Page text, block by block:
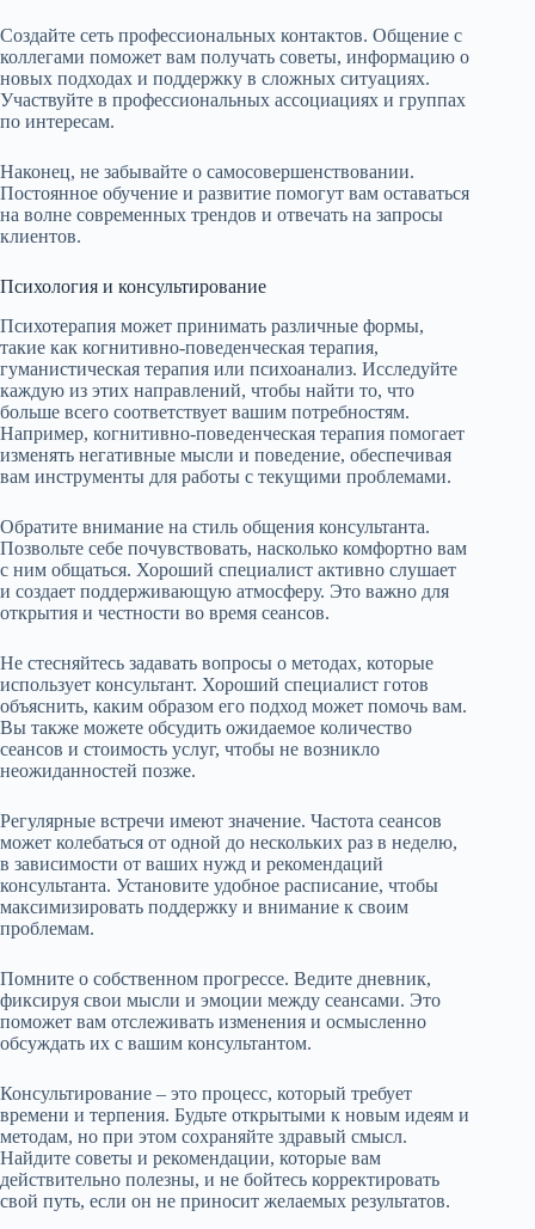
Создайте сеть профессиональных контактов. Общение с
коллегами поможет вам получать советы, информацию о
новых подходах и поддержку в сложных ситуациях.
Участвуйте в профессиональных ассоциациях и группах
по интересам.
Наконец, не забывайте о самосовершенствовании.
Постоянное обучение и развитие помогут вам оставаться
на волне современных трендов и отвечать на запросы
клиентов.
Психология и консультирование
Психотерапия может принимать различные формы,
такие как когнитивно-поведенческая терапия,
гуманистическая терапия или психоанализ. Исследуйте
каждую из этих направлений, чтобы найти то, что
больше всего соответствует вашим потребностям.
Например, когнитивно-поведенческая терапия помогает
изменять негативные мысли и поведение, обеспечивая
вам инструменты для работы с текущими проблемами.
Обратите внимание на стиль общения консультанта.
Позвольте себе почувствовать, насколько комфортно вам
с ним общаться. Хороший специалист активно слушает
и создает поддерживающую атмосферу. Это важно для
открытия и честности во время сеансов.
Не стесняйтесь задавать вопросы о методах, которые
использует консультант. Хороший специалист готов
объяснить, каким образом его подход может помочь вам.
Вы также можете обсудить ожидаемое количество
сеансов и стоимость услуг, чтобы не возникло
неожиданностей позже.
Регулярные встречи имеют значение. Частота сеансов
может колебаться от одной до нескольких раз в неделю,
в зависимости от ваших нужд и рекомендаций
консультанта. Установите удобное расписание, чтобы
максимизировать поддержку и внимание к своим
проблемам.
Помните о собственном прогрессе. Ведите дневник,
фиксируя свои мысли и эмоции между сеансами. Это
поможет вам отслеживать изменения и осмысленно
обсуждать их с вашим консультантом.
Консультирование – это процесс, который требует
времени и терпения. Будьте открытыми к новым идеям и
методам, но при этом сохраняйте здравый смысл.
Найдите советы и рекомендации, которые вам
действительно полезны, и не бойтесь корректировать
свой путь, если он не приносит желаемых результатов.